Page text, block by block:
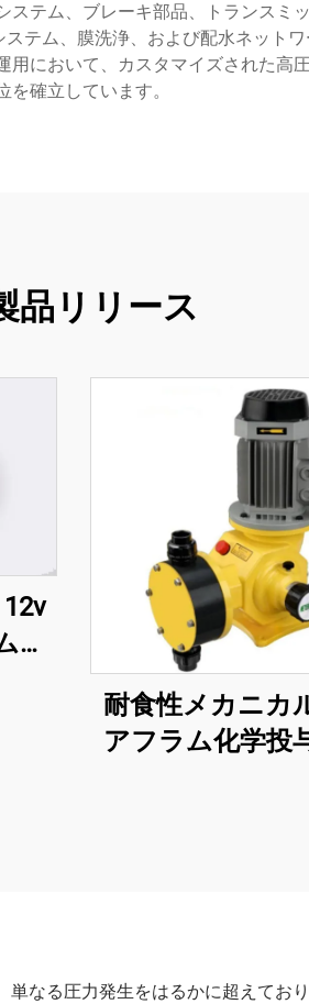
テム、ブレーキ部品、トランスミ
テム、膜洗浄、および配水ネット
において、カスタマイズされた高
を確立しています。
品リリース
ダ
耐食性メカニカ
アフラム化学投
なる圧力発生をはるかに超えてお